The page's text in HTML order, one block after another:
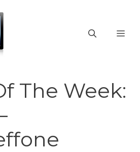
The Week: